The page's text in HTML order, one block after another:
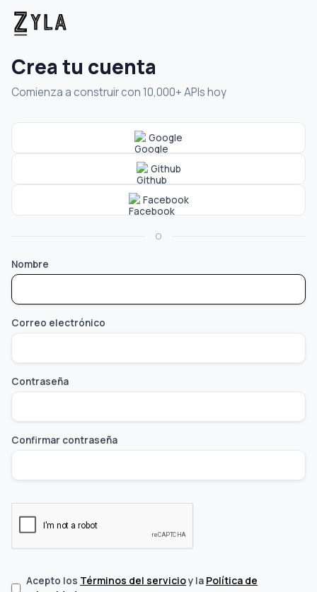
Crea tu cuenta
Comienza a construir con 10,000+ APIs hoy
Google
Github
Facebook
O
Nombre
Correo electrónico
Contraseña
Confirmar contraseña
Acepto los Términos del servicioy la Política de